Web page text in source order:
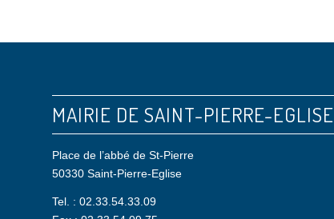
MAIRIE DE SAINT-PIERRE-EGLISE
Place de l’abbé de St-Pierre
50330 Saint-Pierre-Eglise
Tel. : 02.33.54.33.09